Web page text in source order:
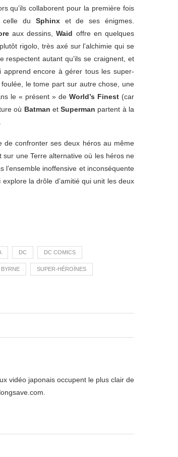
qu’ils collaborent pour la première fois
celle du Sphinxet de ses énigmes.
aux dessins,Waid offre en quelques
rigolo, très axé sur l’alchimie qui se
respectent autant qu’ils se craignent, et
apprend encore à gérer tous les super-
le tome part sur autre chose, une
le « présent » de World’s Finest (car
où Batman etSuperman partent à la
de confronter ses deux héros au même
sur une Terre alternative où les héros ne
inoffensive et inconséquente
la drôle d’amitié qui unit les deux
DC DC COMICS
SUPER-HÉROÏNES
vidéo japonais occupent le plus clair de